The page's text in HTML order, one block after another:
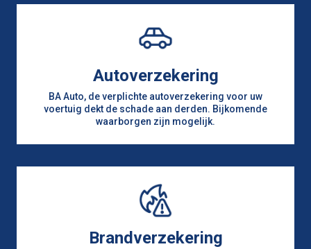
Autoverzekering
BA Auto, de verplichte autoverzekering voor uw
voertuig dekt de schade aan derden. Bijkomende
waarborgen zijn mogelijk.
Brandverzekering